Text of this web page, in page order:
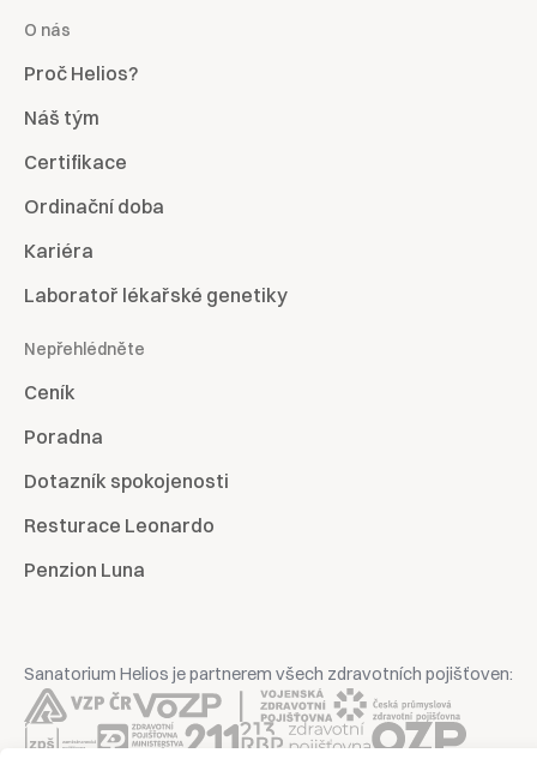
O nás
Proč Helios?
Náš tým
Certifikace
Ordinační doba
Kariéra
Laboratoř lékařské genetiky
Nepřehlédněte
Ceník
Poradna
Dotazník spokojenosti
Resturace Leonardo
Penzion Luna
Sanatorium Helios je partnerem všech zdravotních pojišťoven: